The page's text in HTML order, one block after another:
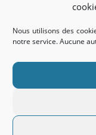
Nous utilisons des
notre service. Aucune
© V-IMAGES /